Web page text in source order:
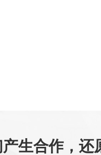
生合作，还